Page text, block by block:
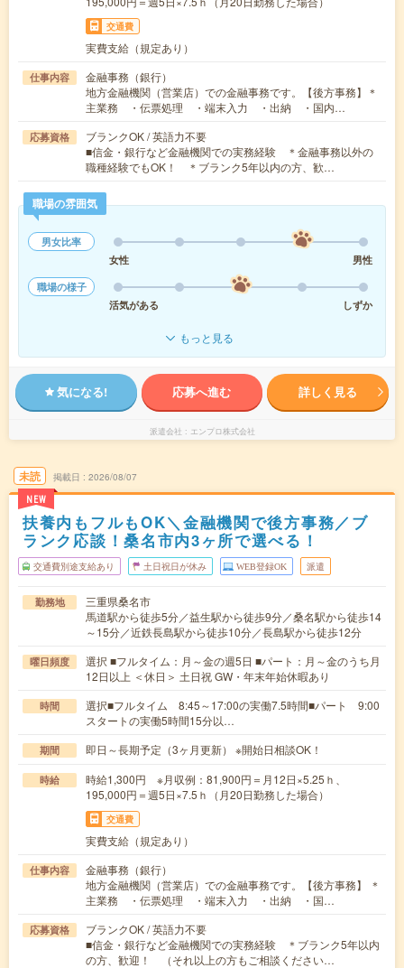
交通費
実費支給（規定あり）
仕事内容
金融事務（銀行）
地方金融機関（営業店）での金融事務です。【後方事務】＊
主業務 ・伝票処理 ・端末入力 ・出納 ・国内…
応募資格
ブランクOK / 英語力不要
■信金・銀行など金融機関での実務経験 ＊金融事務以外の
職種経験でもOK！ ＊ブランク5年以内の方、歓…
職場の雰囲気
男女比率
女性
男性
職場の様子
活気がある
しずか
もっと見る
気になる! 応募へ進む 詳しく見る
派遣会社 エンプロ株式会社
未読
NEW
掲載日 2026/08/07
扶養内もフルもOK＼金融機関で後方事務／ブ
ランク応談！桑名市内3ヶ所で選べる！
交通費別途支給あり 土日祝日が休み WEB登録OK 派遣
勤務地
三重県桑名市
馬道駅から徒歩5分／益生駅から徒歩9分／桑名駅から徒歩14
～15分／近鉄長島駅から徒歩10分／長島駅から徒歩12分
曜日頻度
選択 ■フルタイム：月～金の週5日 ■パート：月～金のうち月
12日以上 ＜休日＞ 土日祝 GW・年末年始休暇あり
時間
選択■フルタイム 8:45～17:00の実働7.5時間■パート 9:00
スタートの実働5時間15分以…
期間 即日～長期予定（3ヶ月更新） ※開始日相談OK！
時給
時給1,300円 ※月収例：81,900円＝月12日×5.25ｈ、
195,000円＝週5日×7.5ｈ（月20日勤務した場合）
交通費
実費支給（規定あり）
仕事内容
金融事務（銀行）
地方金融機関（営業店）での金融事務です。【後方事務】 ＊
主業務 ・伝票処理 ・端末入力 ・出納 ・国…
応募資格
ブランクOK / 英語力不要
■信金・銀行など金融機関での実務経験 ＊ブランク5年以内
の方、歓迎！ （それ以上の方もご相談ください…